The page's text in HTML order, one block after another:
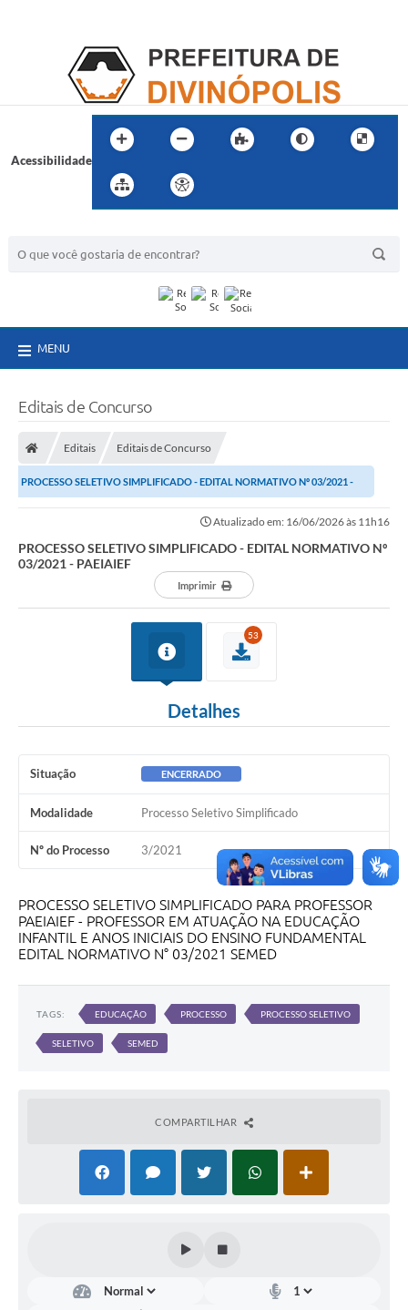
Acessibilidade
MENU
Editais de Concurso
Editais Editais de Concurso
PROCESSO SELETIVO SIMPLIFICADO - EDITAL NORMATIVO Nº 03/2021 -
Atualizado em: 16/06/2026 às 11h16
PROCESSO SELETIVO SIMPLIFICADO - EDITAL NORMATIVO Nº
03/2021 - PAEIAIEF
Imprimir
53
Detalhes
Situação ENCERRADO
Modalidade Processo Seletivo Simplificado
Nº do Processo 3/2021
PROCESSO SELETIVO SIMPLIFICADO PARA PROFESSOR
PAEIAIEF - PROFESSOR EM ATUAÇÃO NA EDUCAÇÃO
INFANTIL E ANOS INICIAIS DO ENSINO FUNDAMENTAL
EDITAL NORMATIVO N° 03/2021 SEMED
TAGS: EDUCAÇÃO PROCESSO PROCESSO SELETIVO
SELETIVO SEMED
COMPARTILHAR